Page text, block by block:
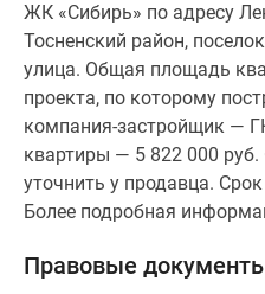
ЖК «Сибирь» по адресу
Тосненский район,
улица. Общая площадь
проекта, по которому
компания-застройщик —
квартиры — 5 822 000
уточнить у продавца.
Более подробная
Правовые